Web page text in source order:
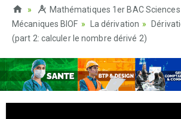
Mathématiques 1er BAC
Mécaniques BIOF
La dérivation
(part 2: calculer le nombre dérivé 2)